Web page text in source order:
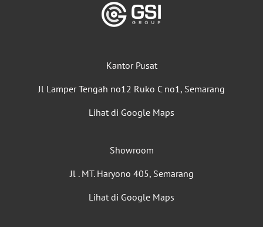
Kantor Pusat
Jl Lamper Tengah no12 Ruko C no1, Semarang
Lihat di Google Maps
Showroom
Jl . MT. Haryono 405, Semarang
Lihat di Google Maps